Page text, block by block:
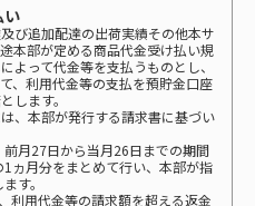
び追加配達の出荷実績その他本サ
本部が定める商品代金受け払い規
よって代金等を支払うものとし、
、利用代金等の支払を預貯金口座
します。
、本部が発行する請求書に基づい
月27日から当月26日までの期間
ヵ月分をまとめて行い、本部が指
す。
利用代金等の請求額を超える返金